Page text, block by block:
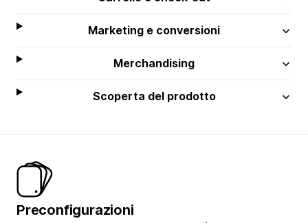
Marketing e conversioni
Merchandising
Scoperta del prodotto
Preconfigurazioni